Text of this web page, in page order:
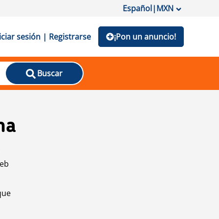
Español|MXN
sesión | Registrarse ¡Pon un anuncio!
Buscar